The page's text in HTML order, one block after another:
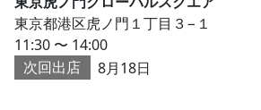
東京都港区虎ノ門１丁目３−１
11:30 〜 14:00
次回出店
8月18日